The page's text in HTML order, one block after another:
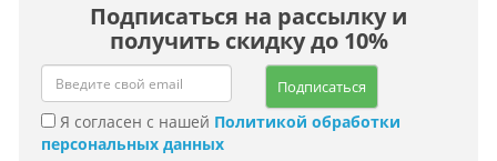
Подписаться на рассылку и
получить скидку до 10%
Подписаться
Я согласен с нашей Политикой обработки
персональных данных